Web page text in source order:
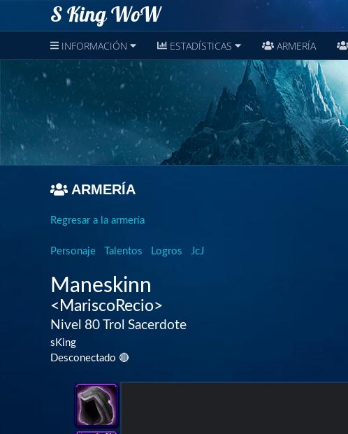
S King WoW
INFORMACIÓN ESTADÍSTICAS ARMERÍA
ARMERÍA